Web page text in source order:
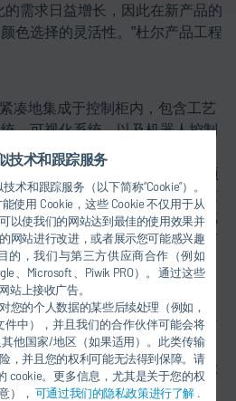
技术和跟踪服务
术和跟踪服务（以下简称“Cookie”）。
使用 Cookie，这些 Cookie 不仅用于从
以使我们的网站达到最佳的使用效果并
网站进行改进，或者展示您可能感兴趣
的，我们与第三方供应商合作（例如
、Microsoft、Piwik PRO）。通过这些
站上接收广告。
您的个人数据的某些后续处理（例如，
件中），并且我们的合作伙伴可能会将
他国家/地区（如果适用）。此类传输
，并且您的权利可能无法得到保障。请
cookie。更多信息，尤其是关于您的权
）， 可通过我们的隐私政策进行了解 .
的需求日益增长，因此在新产品的
色选择的灵活性。”杜尔产品工程
凑地集成于控制柜内，包含工艺
、可视化系统，以及机器人控制
品一脉相承，Eco
念，实现真正的“即插即用”。经预
可针对特定的定量供料与应用技
适配调整，即可在短时间内完成
观可视化系统，更将过程监控与
拓展自动化喷涂技术的应用可能
可靠且多功能涂装的用户，提
配套解决方案，详见最新版杜尔
。如需了解产品详情，欢迎联系